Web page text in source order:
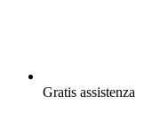
Gratis assistenza